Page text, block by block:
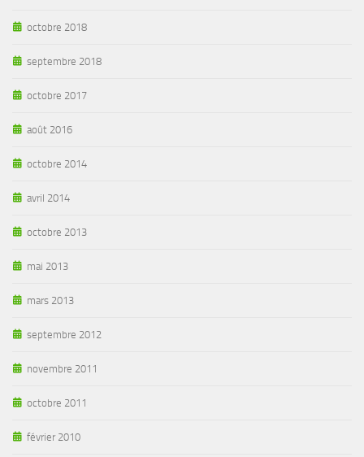
octobre 2018
septembre 2018
octobre 2017
août 2016
octobre 2014
avril 2014
octobre 2013
mai 2013
mars 2013
septembre 2012
novembre 2011
octobre 2011
février 2010